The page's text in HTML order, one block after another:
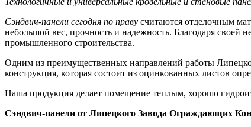
Сэндвич-панели сегодня по праву считаются отделочным
небольшой вес, прочность и надежность. Благодаря
промышленного строительства.
Одним из преимущественных направлений работы
конструкция, которая состоит из оцинкованных листов
Наша продукция делает помещение теплым, хорошо
Сэндвич-панели от Липецкого Завода Ограждающих